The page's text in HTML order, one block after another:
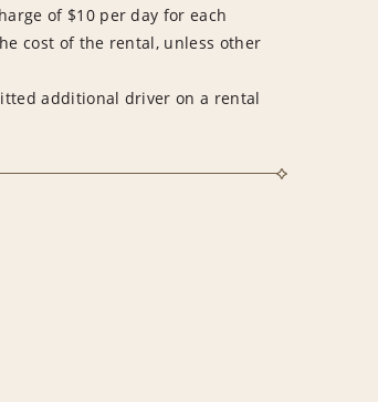
of $10 per day for each
cost of the rental, unless other
additional driver on a rental